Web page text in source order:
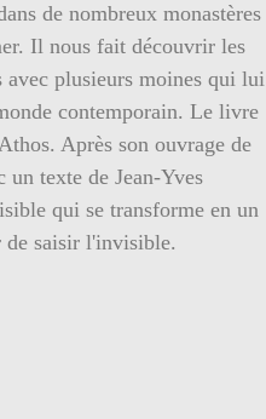
de nombreux monastères
Il nous fait découvrir les
plusieurs moines qui lui
contemporain. Le livre
Après son ouvrage de
texte de Jean-Yves
qui se transforme en un
de saisir l'invisible.